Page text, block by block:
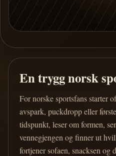
En trygg norsk
For norske sportsfans starter
avspark, puckdropp eller
tidspunkt, leser om formen,
vennegjengen og finner ut
fortjener sofaen, snacksen og